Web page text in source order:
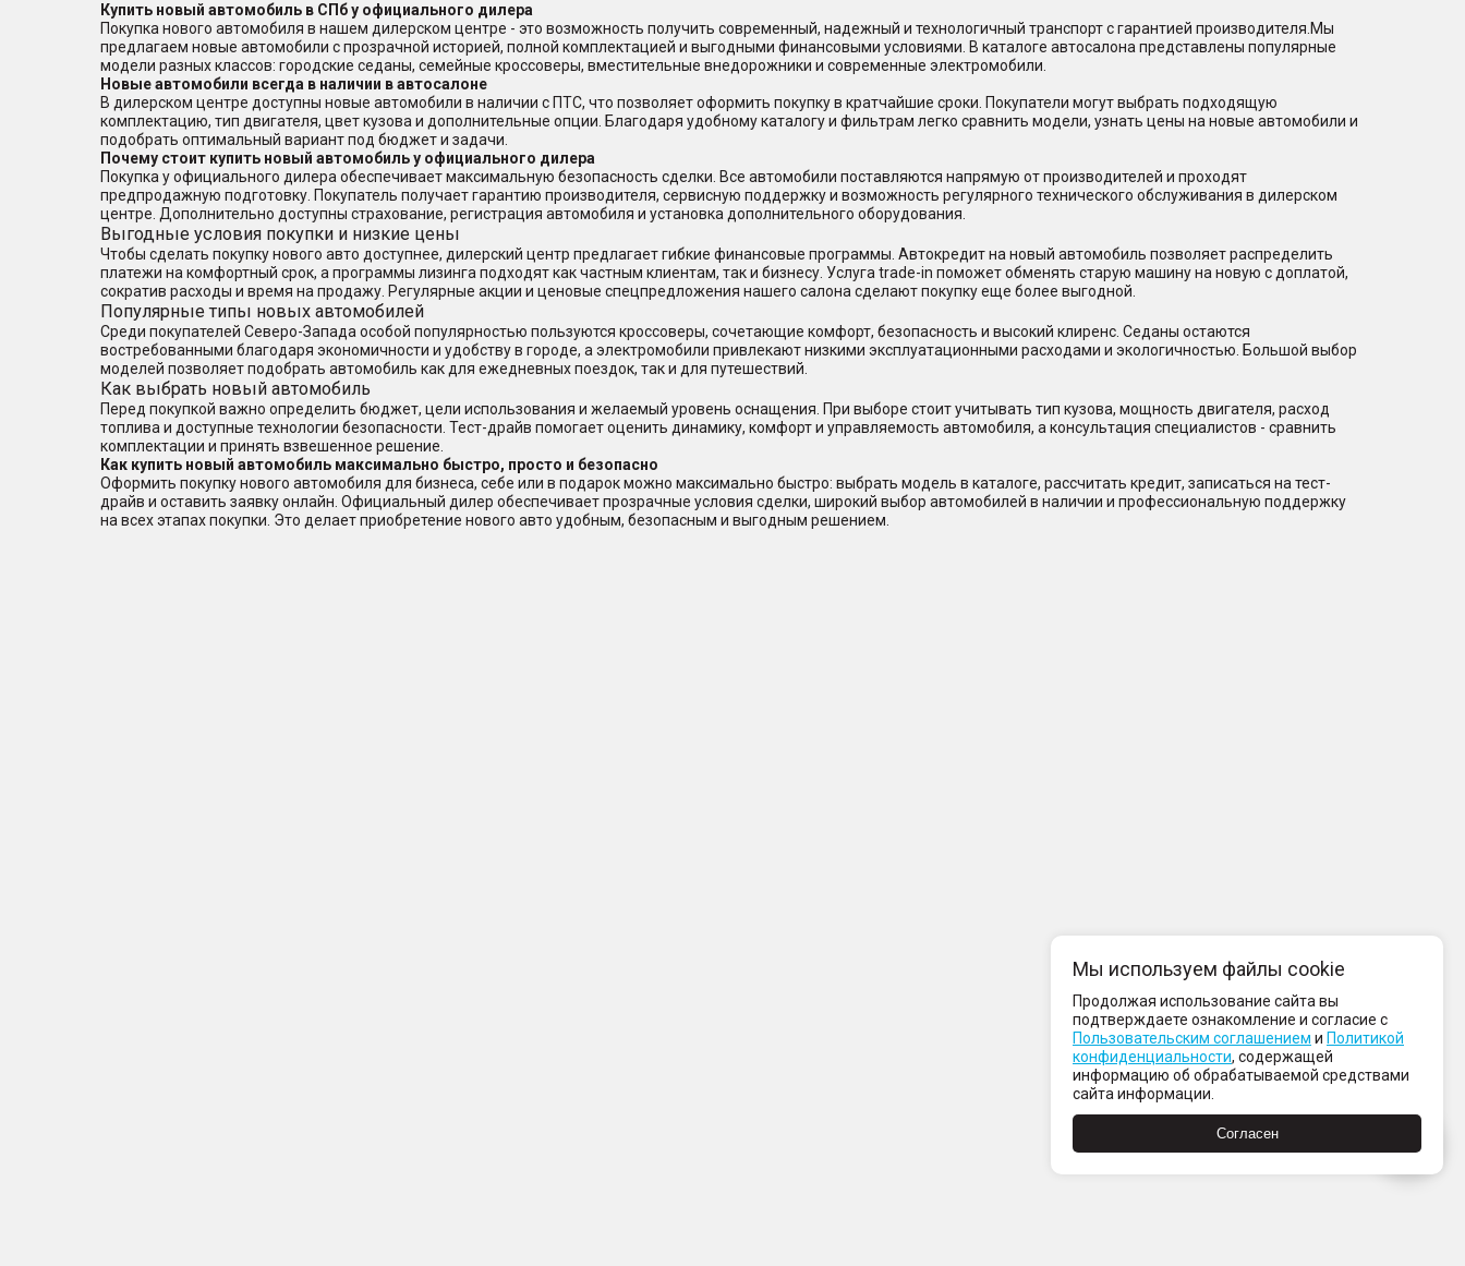
Купить новый автомобиль в СПб у официального дилера
Покупка нового автомобиля в нашем дилерском центре - это возможность получить современный, надежный и технологичный транспорт с гарантией производителя.Мы
предлагаем новые автомобили с прозрачной историей, полной комплектацией и выгодными финансовыми условиями. В каталоге автосалона представлены популярные
модели разных классов: городские седаны, семейные кроссоверы, вместительные внедорожники и современные электромобили.
Новые автомобили всегда в наличии в автосалоне
В дилерском центре доступны новые автомобили в наличии с ПТС, что позволяет оформить покупку в кратчайшие сроки. Покупатели могут выбрать подходящую
комплектацию, тип двигателя, цвет кузова и дополнительные опции. Благодаря удобному каталогу и фильтрам легко сравнить модели, узнать цены на новые автомобили и
подобрать оптимальный вариант под бюджет и задачи.
Почему стоит купить новый автомобиль у официального дилера
Покупка у официального дилера обеспечивает максимальную безопасность сделки. Все автомобили поставляются напрямую от производителей и проходят
предпродажную подготовку. Покупатель получает гарантию производителя, сервисную поддержку и возможность регулярного технического обслуживания в дилерском
центре. Дополнительно доступны страхование, регистрация автомобиля и установка дополнительного оборудования.
Выгодные условия покупки и низкие цены
Чтобы сделать покупку нового авто доступнее, дилерский центр предлагает гибкие финансовые программы. Автокредит на новый автомобиль позволяет распределить
платежи на комфортный срок, а программы лизинга подходят как частным клиентам, так и бизнесу. Услуга trade-in поможет обменять старую машину на новую с доплатой,
сократив расходы и время на продажу. Регулярные акции и ценовые спецпредложения нашего салона сделают покупку еще более выгодной.
Популярные типы новых автомобилей
Среди покупателей Северо-Запада особой популярностью пользуются кроссоверы, сочетающие комфорт, безопасность и высокий клиренс. Седаны остаются
востребованными благодаря экономичности и удобству в городе, а электромобили привлекают низкими эксплуатационными расходами и экологичностью. Большой выбор
моделей позволяет подобрать автомобиль как для ежедневных поездок, так и для путешествий.
Как выбрать новый автомобиль
Перед покупкой важно определить бюджет, цели использования и желаемый уровень оснащения. При выборе стоит учитывать тип кузова, мощность двигателя, расход
топлива и доступные технологии безопасности. Тест-драйв помогает оценить динамику, комфорт и управляемость автомобиля, а консультация специалистов - сравнить
комплектации и принять взвешенное решение.
Как купить новый автомобиль максимально быстро, просто и безопасно
Оформить покупку нового автомобиля для бизнеса, себе или в подарок можно максимально быстро: выбрать модель в каталоге, рассчитать кредит, записаться на тест-
драйв и оставить заявку онлайн. Официальный дилер обеспечивает прозрачные условия сделки, широкий выбор автомобилей в наличии и профессиональную поддержку
на всех этапах покупки. Это делает приобретение нового авто удобным, безопасным и выгодным решением.
Мы используем файлы cookie
Продолжая использование сайта вы
подтверждаете ознакомление и согласие с
Пользовательским соглашением и Политикой
конфиденциальности, содержащей
информацию об обрабатываемой средствами
сайта информации.
Согласен